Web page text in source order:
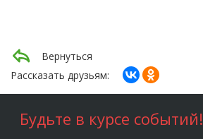
Вернуться
Рассказать друзьям:
Будьте в курсе событий!